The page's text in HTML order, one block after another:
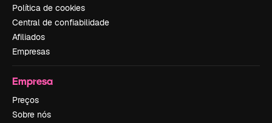
Política de cookies
Central de confiabilidade
Afiliados
Empresas
Empresa
Preços
Sobre nós